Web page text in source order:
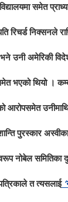
समेत
रिचर्ड निक्सनले
उनी अमेरिकी
भएको थियो ।
पुरस्कार
नोबेल
त त्यसलाई